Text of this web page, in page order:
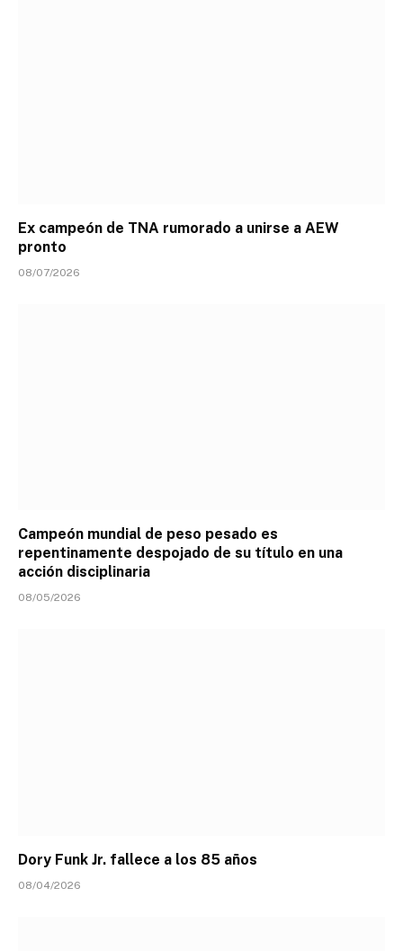
Ex campeón de TNA rumorado a unirse a AEW
pronto
08/07/2026
Campeón mundial de peso pesado es
repentinamente despojado de su título en una
acción disciplinaria
08/05/2026
Dory Funk Jr. fallece a los 85 años
08/04/2026